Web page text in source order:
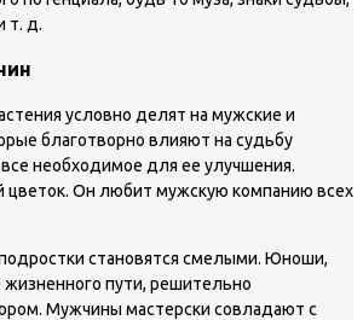
т. д.
условно делят на мужские и
благотворно влияют на судьбу
необходимое для ее улучшения.
цветок. Он любит мужскую компанию всех
становятся смелыми. Юноши,
жизненного пути, решительно
Мужчины мастерски совладают с